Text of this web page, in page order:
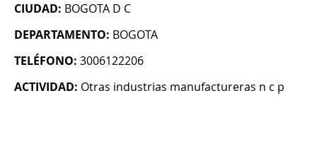
CIUDAD: BOGOTA D C
DEPARTAMENTO: BOGOTA
TELÉFONO: 3006122206
ACTIVIDAD: Otras industrias manufactureras n c p